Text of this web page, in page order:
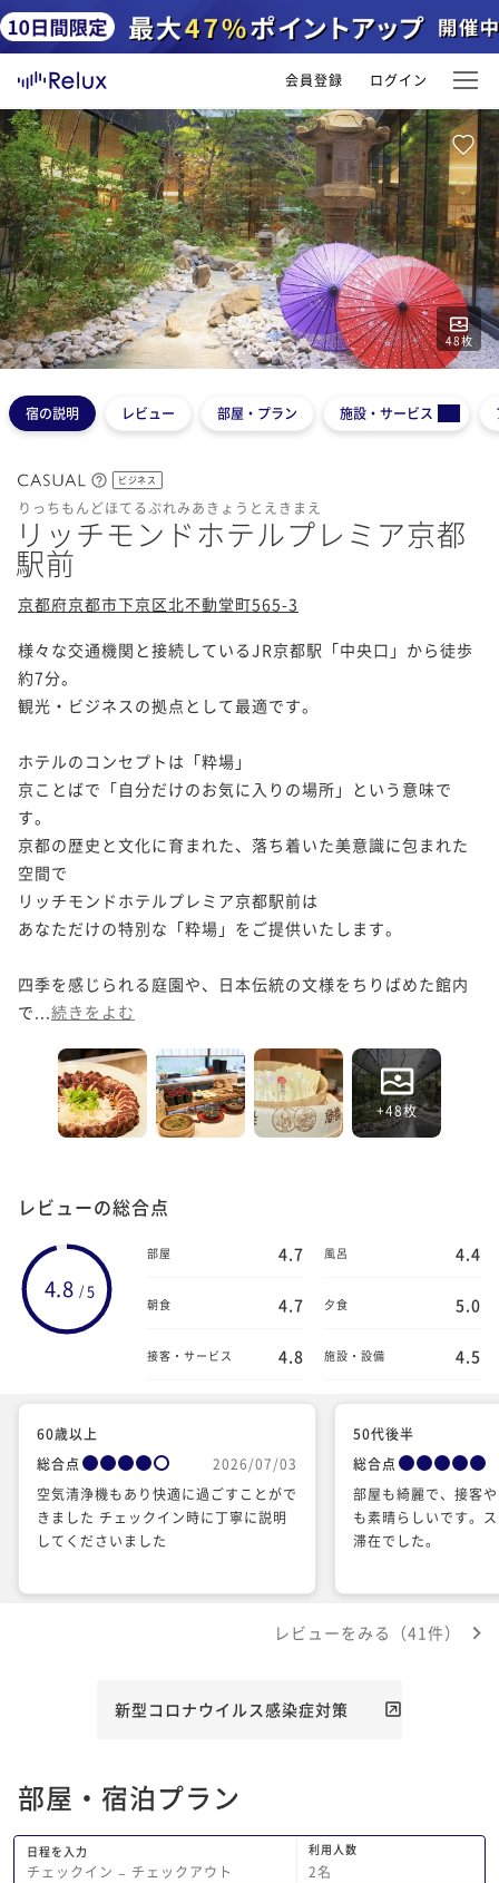
会員登録 ログイン
48枚
1 2345
宿の説明 レビュー 部屋・プラン 施設・サービス
ビジネス
りっちもんどほてるぷれみあきょうとえきまえ
リッチモンドホテルプレミア京都
駅前
京都府京都市下京区北不動堂町565-3
様々な交通機関と接続しているJR京都駅「中央口」から徒歩
約7分。
観光・ビジネスの拠点として最適です。
ホテルのコンセプトは「粋場」
京ことばで「自分だけのお気に入りの場所」という意味で
す。
京都の歴史と文化に育まれた、落ち着いた美意識に包まれた
空間で
リッチモンドホテルプレミア京都駅前は
あなただけの特別な「粋場」をご提供いたします。
四季を感じられる庭園や、日本伝統の文様をちりばめた館内
で... 続きをよむ
+48枚
レビューの総合点
4.8 /5
部屋 4.7 風呂 4.4
朝食 4.7 夕食 5.0
接客・サービス 4.8 施設・設備 4.5
60歳以上
総合点
2026/07/03
空気清浄機もあり快適に過ごすことがで
きました チェックイン時に丁寧に説明
してくださいました
50代後半
総合点
部屋も綺麗で、接客
も素晴らしいです。
滞在でした。
レビューをみる（41件）
新型コロナウイルス感染症対策
部屋・宿泊プラン
日程を入力
チェックイン − チェックアウト
利用人数
2名